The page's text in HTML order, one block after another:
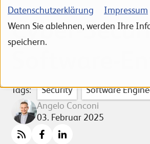
Datenschutzerklärung
Impressum
Wenn Sie ablehnen, werden Ihre
speichern.
Cyber-
Software-
Tags: Security
Software
Angelo Conconi
03. Februar 2025